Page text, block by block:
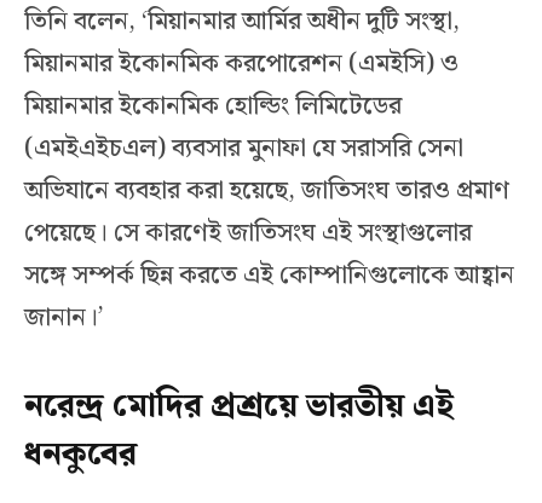
তিনি বলেন, ‘মিয়ানমার আর্মির অধীন দুটি সংস্থা,
মিয়ানমার ইকোনমিক করপোরেশন (এমইসি) ও
মিয়ানমার ইকোনমিক হোল্ডিং লিমিটেডের
(এমইএইচএল) ব্যবসার মুনাফা যে সরাসরি সেনা
অভিযানে ব্যবহার করা হয়েছে, জাতিসংঘ তারও প্রমাণ
পেয়েছে। সে কারণেই জাতিসংঘ এই সংস্থাগুলোর
সঙ্গে সম্পর্ক ছিন্ন করতে এই কোম্পানিগুলোকে আহ্বান
জানান।’
নরেন্দ্র মোদির প্রশ্রয়ে ভারতীয় এই
ধনকুবের